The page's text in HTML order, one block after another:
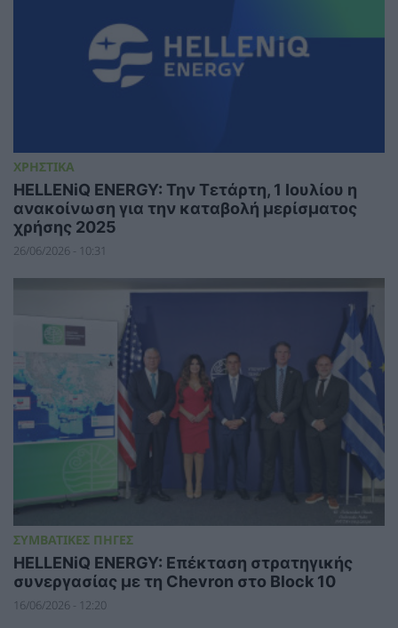
ΧΡΗΣΤΙΚΑ
HELLENiQ ENERGY: Την Τετάρτη, 1 Ιουλίου η
ανακοίνωση για την καταβολή μερίσματος
χρήσης 2025
26/06/2026 - 10:31
ΣΥΜΒΑΤΙΚΕΣ ΠΗΓΕΣ
HELLENiQ ENERGY: Επέκταση στρατηγικής
συνεργασίας με τη Chevron στο Block 10
16/06/2026 - 12:20